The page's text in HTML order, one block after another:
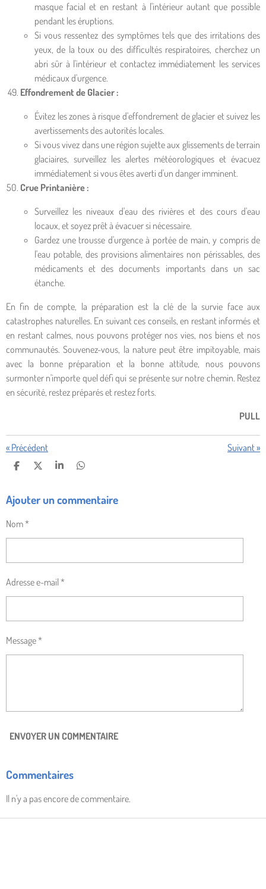
masque facial et en restant à l'intérieur autant que possible
pendant les éruptions.
Si vous ressentez des symptômes tels que des irritations des
yeux, de la toux ou des difficultés respiratoires, cherchez un
abri sûr à l'intérieur et contactez immédiatement les services
médicaux d'urgence.
Effondrement de Glacier :
Évitez les zones à risque d'effondrement de glacier et suivez les
avertissements des autorités locales.
Si vous vivez dans une région sujette aux glissements de terrain
glaciaires, surveillez les alertes météorologiques et évacuez
immédiatement si vous êtes averti d'un danger imminent.
Crue Printanière :
Surveillez les niveaux d'eau des rivières et des cours d'eau
locaux, et soyez prêt à évacuer si nécessaire.
Gardez une trousse d'urgence à portée de main, y compris de
l'eau potable, des provisions alimentaires non périssables, des
médicaments et des documents importants dans un sac
étanche.
En fin de compte, la préparation est la clé de la survie face aux
catastrophes naturelles. En suivant ces conseils, en restant informés et
en restant calmes, nous pouvons protéger nos vies, nos biens et nos
communautés. Souvenez-vous, la nature peut être impitoyable, mais
avec la bonne préparation et la bonne attitude, nous pouvons
surmonter n'importe quel défi qui se présente sur notre chemin. Restez
en sécurité, restez préparés et restez forts.
PULL
« Précédent Suivant»
P
T
A
E
R
P
T
A
R
P
T
A
R
P
T
A
R
Ajouter un commentaire
Nom *
Adresse e-mail *
Message *
ENVOYER UN COMMENTAIRE
Commentaires
Il n'y a pas encore de commentaire.